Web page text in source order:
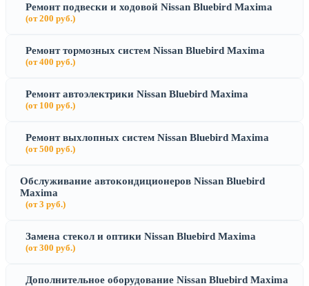
Ремонт подвески и ходовой Nissan Bluebird Maxima
(от 200 руб.)
Ремонт тормозных систем Nissan Bluebird Maxima
(от 400 руб.)
Ремонт автоэлектрики Nissan Bluebird Maxima
(от 100 руб.)
Ремонт выхлопных систем Nissan Bluebird Maxima
(от 500 руб.)
Обслуживание автокондиционеров Nissan Bluebird
Maxima
(от 3 руб.)
Замена стекол и оптики Nissan Bluebird Maxima
(от 300 руб.)
Дополнительное оборудование Nissan Bluebird Maxima